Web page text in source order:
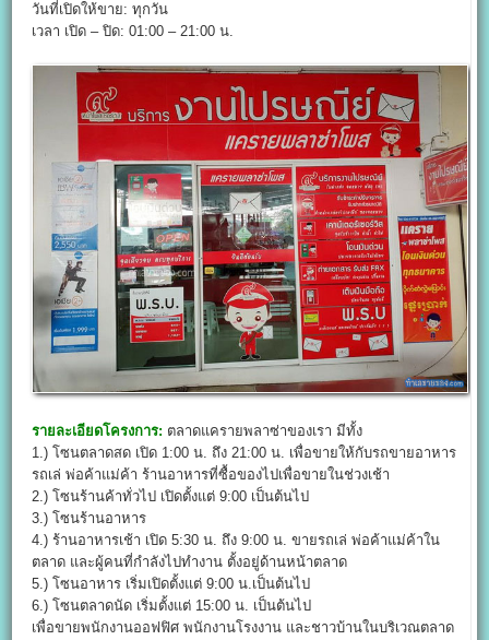
วันที่เปิดให้ขาย: ทุกวัน
เวลา เปิด – ปิด: 01:00 – 21:00 น.
รายละเอียดโครงการ: ตลาดแครายพลาซ่าของเรา มีทั้ง
1.) โซนตลาดสด เปิด 1:00 น. ถึง 21:00 น. เพื่อขายให้กับรถขายอาหาร
รถเล่ พ่อค้าแม่ค้า ร้านอาหารที่ซื้อของไปเพื่อขายในช่วงเช้า
2.) โซนร้านค้าทั่วไป เปิดตั้งแต่ 9:00 เป็นต้นไป
3.) โซนร้านอาหาร
4.) ร้านอาหารเช้า เปิด 5:30 น. ถึง 9:00 น. ขายรถเล่ พ่อค้าแม่ค้าใน
ตลาด และผู้คนที่กำลังไปทำงาน ตั้งอยู่ด้านหน้าตลาด
5.) โซนอาหาร เริ่มเปิดตั้งแต่ 9:00 น.เป็นต้นไป
6.) โซนตลาดนัด เริ่มตั้งแต่ 15:00 น. เป็นต้นไป
เพื่อขายพนักงานออฟฟิศ พนักงานโรงงาน และชาวบ้านในบริเวณตลาด